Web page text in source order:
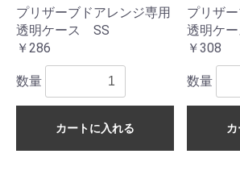
プリザーブドアレンジ専用
透明ケース SS
￥286
数量
カートに入れる
プリザ
透明ケ
￥308
数量